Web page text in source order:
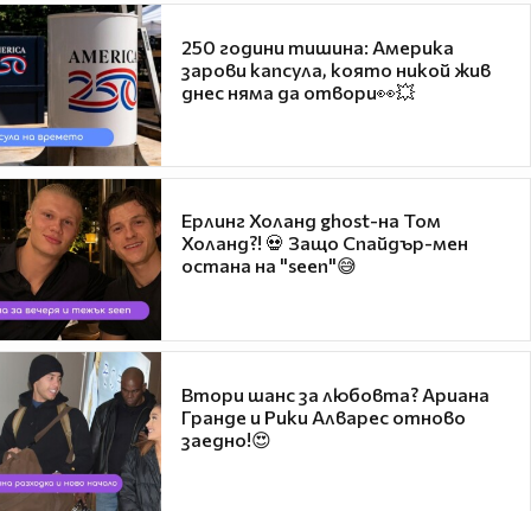
250 години тишина: Америка
зарови капсула, която никой жив
днес няма да отвори👀💥
Ерлинг Холанд ghost-на Том
Холанд?! 💀 Защо Спайдър-мен
остана на "seen"😅
Втори шанс за любовта? Ариана
Гранде и Рики Алварес отново
заедно!😍